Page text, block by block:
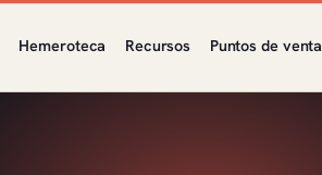
Hemeroteca Recursos Puntos de venta